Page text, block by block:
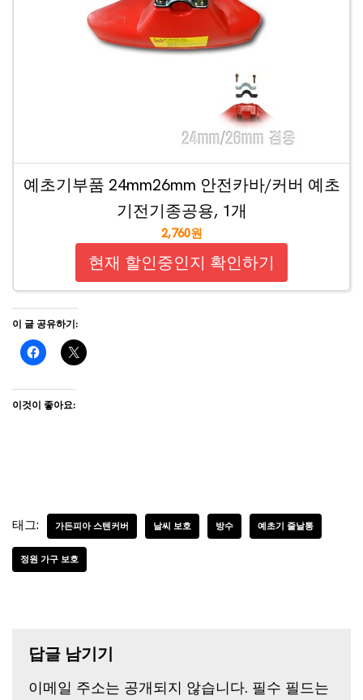
예초기부품 24mm26mm 안전카바/커버 예초
기전기종공용, 1개
2,760원
현재 할인중인지 확인하기
이 글 공유하기:
이것이 좋아요:
태그: 가든피아 스텐커버 날씨 보호 방수 예초기 줄날통
정원 가구 보호
답글 남기기
이메일 주소는 공개되지 않습니다. 필수 필드는